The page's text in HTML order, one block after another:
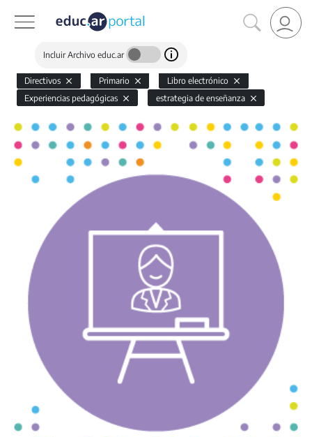
Incluir Archivo educ.ar
Directivos Primario
Libro electrónico
Experiencias pedagógicas
estrategia de enseñanza